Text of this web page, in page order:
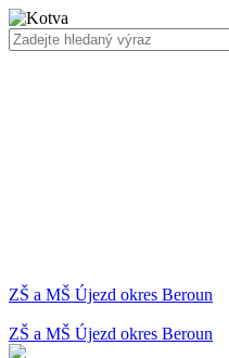
ZŠ a MŠ Újezd okres Beroun
ZŠ a MŠ Újezd okres Beroun